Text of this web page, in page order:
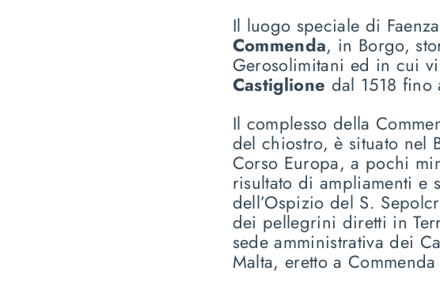
Il luogo speciale di
Commenda, in Borgo,
Gerosolimitani ed in cui
Castiglione dal 1518 fino
Il complesso della
del chiostro, è situato nel
Corso Europa, a pochi
risultato di ampliamenti e
dell’Ospizio del S.
dei pellegrini diretti in
sede amministrativa dei
Malta, eretto a